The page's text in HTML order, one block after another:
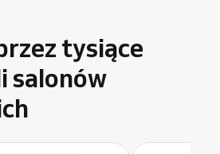
tysiące
salonów